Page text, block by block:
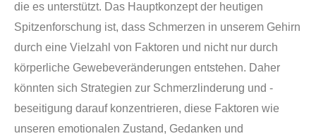
die es unterstützt. Das Hauptkonzept der heutigen
Spitzenforschung ist, dass Schmerzen in unserem Gehirn
durch eine Vielzahl von Faktoren und nicht nur durch
körperliche Gewebeveränderungen entstehen. Daher
könnten sich Strategien zur Schmerzlinderung und -
beseitigung darauf konzentrieren, diese Faktoren wie
unseren emotionalen Zustand, Gedanken und